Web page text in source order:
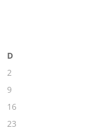
D
2
9
16
23